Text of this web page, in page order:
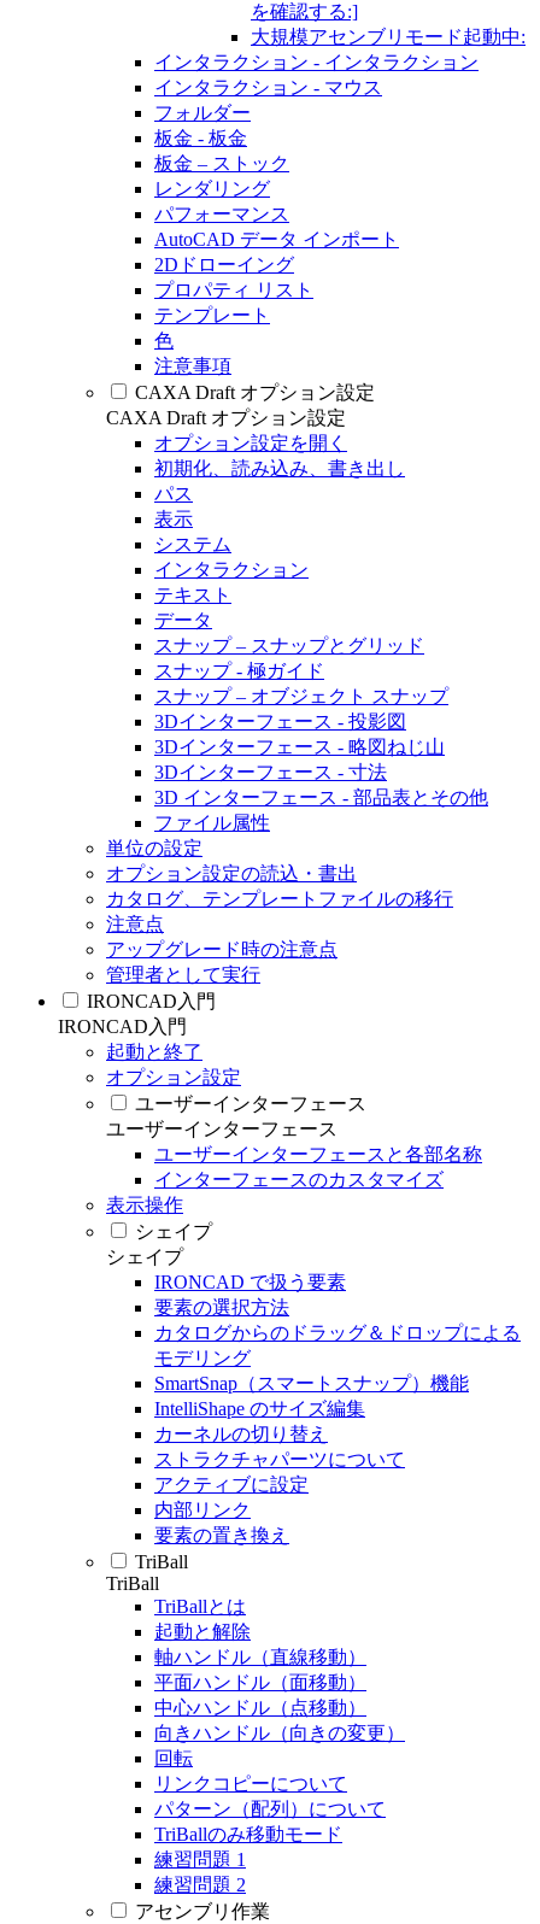
を確認する:]
大規模アセンブリモード起動中:
インタラクション - インタラクション
インタラクション - マウス
フォルダー
板金 - 板金
板金 – ストック
レンダリング
パフォーマンス
AutoCAD データ インポート
2Dドローイング
プロパティ リスト
テンプレート
色
注意事項
CAXA Draft オプション設定
CAXA Draft オプション設定
オプション設定を開く
初期化、読み込み、書き出し
パス
表示
システム
インタラクション
テキスト
データ
スナップ – スナップとグリッド
スナップ - 極ガイド
スナップ – オブジェクト スナップ
3Dインターフェース - 投影図
3Dインターフェース - 略図ねじ山
3Dインターフェース - 寸法
3D インターフェース - 部品表とその他
ファイル属性
単位の設定
オプション設定の読込・書出
カタログ、テンプレートファイルの移行
注意点
アップグレード時の注意点
管理者として実行
IRONCAD入門
IRONCAD入門
起動と終了
オプション設定
ユーザーインターフェース
ユーザーインターフェース
ユーザーインターフェースと各部名称
インターフェースのカスタマイズ
表示操作
シェイプ
シェイプ
IRONCAD で扱う要素
要素の選択方法
カタログからのドラッグ＆ドロップによる
モデリング
SmartSnap（スマートスナップ）機能
IntelliShape のサイズ編集
カーネルの切り替え
ストラクチャパーツについて
アクティブに設定
内部リンク
要素の置き換え
TriBall
TriBall
TriBallとは
起動と解除
軸ハンドル（直線移動）
平面ハンドル（面移動）
中心ハンドル（点移動）
向きハンドル（向きの変更）
回転
リンクコピーについて
パターン（配列）について
TriBallのみ移動モード
練習問題 1
練習問題 2
アセンブリ作業